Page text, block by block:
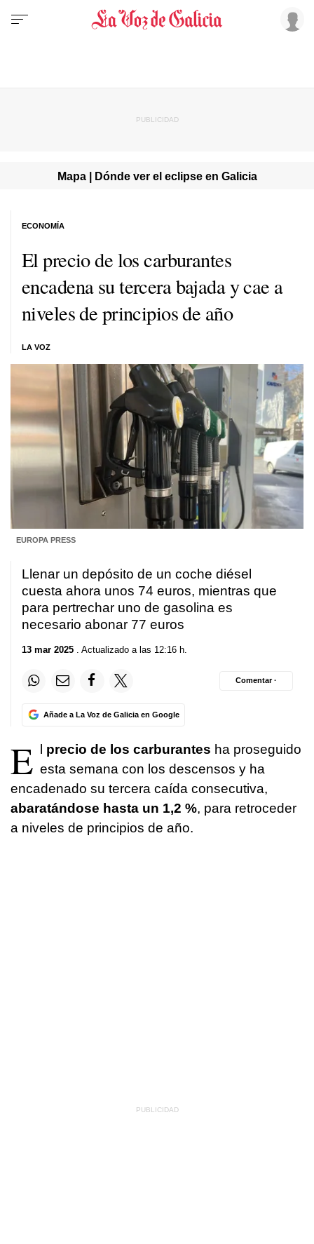
Mapa | Dónde ver el eclipse en Galicia
El precio de los carburantes
encadena su tercera bajada y cae a
niveles de principios de año
LA VOZ
ECONOMÍA
EUROPA PRESS
Llenar un depósito de un coche diésel
cuesta ahora unos 74 euros, mientras que
para pertrechar uno de gasolina es
necesario abonar 77 euros
13 mar 2025 . Actualizado a las 12:16 h.
Añade a La Voz de Galicia en Google
Comentar ·
E l precio de los carburantes ha proseguido
esta semana con los descensos y ha
encadenado su tercera caída consecutiva,
abaratándose hasta un 1,2 %, para retroceder
a niveles de principios de año.